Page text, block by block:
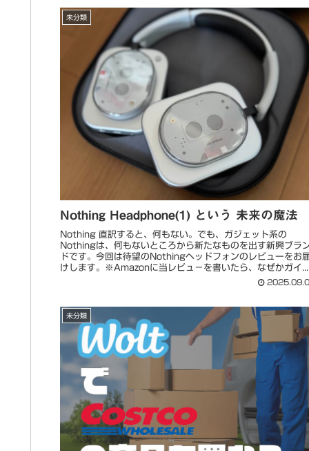
未分類
Nothing Headphone(1) という 未来の魔法
Nothing 直訳すると、何もない。でも、ガジェット系の
Nothingは、何もないところから新たなものを出す新興ブラ
ドです。今回は待望のNothingヘッドフォンのレビューをお
けします。※Amazonに当レビュ－を書いたら、なぜかガイ...
未分類